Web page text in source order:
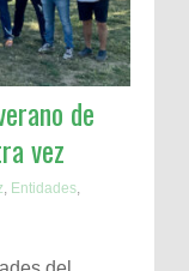
de
vez
, Entidades,